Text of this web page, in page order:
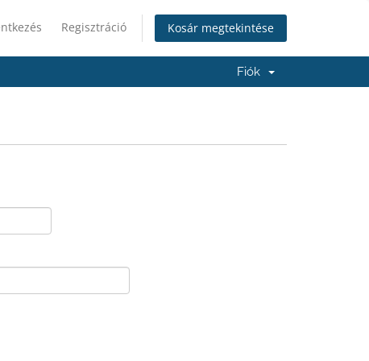
Regisztráció Kosár megtekintése
Fiók